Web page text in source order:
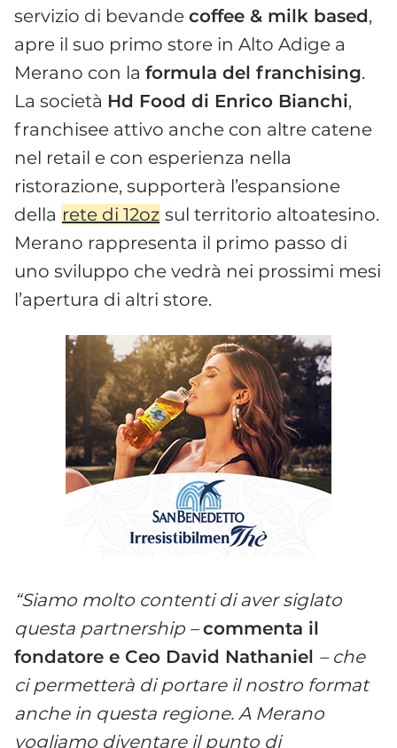
servizio di bevande coffee & milk based,
apre il suo primo store in Alto Adige a
Merano con la formula del franchising.
La società Hd Food di Enrico Bianchi,
franchisee attivo anche con altre catene
nel retail e con esperienza nella
ristorazione, supporterà l’espansione
della rete di 12oz sul territorio altoatesino.
Merano rappresenta il primo passo di
uno sviluppo che vedrà nei prossimi mesi
l’apertura di altri store.
“Siamo molto contenti di aver siglato
questa partnership –commenta il
fondatore e Ceo David Nathaniel – che
ci permetterà di portare il nostro format
anche in questa regione. A Merano
vogliamo diventare il punto di